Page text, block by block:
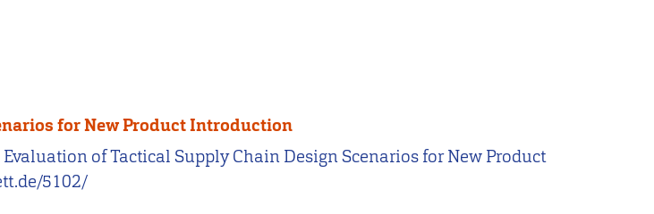
for New Product Introduction
of Tactical Supply Chain Design Scenarios for New Product
5102/